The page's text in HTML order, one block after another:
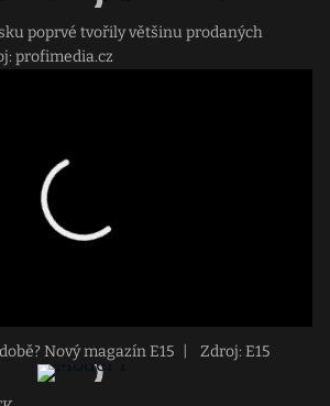
poprvé tvořily většinu prodaných
profimedia.cz
Nový magazín E15 Zdroj: E15